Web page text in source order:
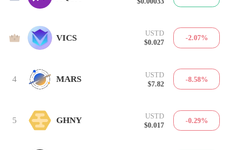
3 VICS
USTD
$0.027
-2.07%
4 MARS
USTD
$7.82
-8.58%
5 GHNY
USTD
$0.017
-0.29%